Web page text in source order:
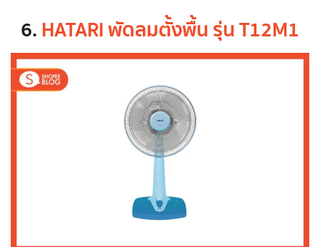
6. HATARI พัดลมตั้งพื้น รุ่น T12M1